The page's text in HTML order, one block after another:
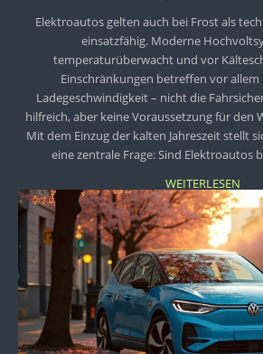
Elektroautos gelten auch bei Frost als
einsatzfähig. Moderne
temperaturüberwacht und vor
Einschränkungen betreffen vor allem
Ladegeschwindigkeit – nicht die
hilfreich, aber keine Voraussetzung für den
Mit dem Einzug der kalten Jahreszeit stellt
eine zentrale Frage: Sind Elektroautos
WEITERLESEN